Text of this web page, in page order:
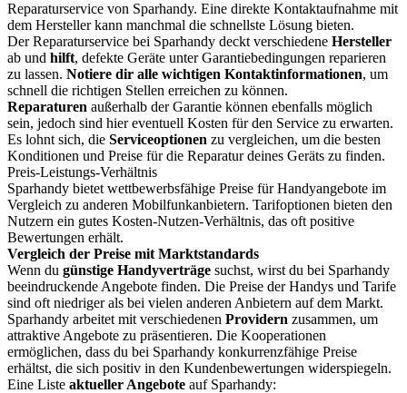
Reparaturservice von Sparhandy. Eine direkte Kontaktaufnahme mit
dem Hersteller kann manchmal die schnellste Lösung bieten.
Der Reparaturservice bei Sparhandy deckt verschiedene Hersteller
ab und hilft, defekte Geräte unter Garantiebedingungen reparieren
zu lassen. Notiere dir alle wichtigen Kontaktinformationen, um
schnell die richtigen Stellen erreichen zu können.
Reparaturen außerhalb der Garantie können ebenfalls möglich
sein, jedoch sind hier eventuell Kosten für den Service zu erwarten.
Es lohnt sich, die Serviceoptionen zu vergleichen, um die besten
Konditionen und Preise für die Reparatur deines Geräts zu finden.
Preis-Leistungs-Verhältnis
Sparhandy bietet wettbewerbsfähige Preise für Handyangebote im
Vergleich zu anderen Mobilfunkanbietern. Tarifoptionen bieten den
Nutzern ein gutes Kosten-Nutzen-Verhältnis, das oft positive
Bewertungen erhält.
Vergleich der Preise mit Marktstandards
Wenn du günstige Handyverträge suchst, wirst du bei Sparhandy
beeindruckende Angebote finden. Die Preise der Handys und Tarife
sind oft niedriger als bei vielen anderen Anbietern auf dem Markt.
Sparhandy arbeitet mit verschiedenen Providern zusammen, um
attraktive Angebote zu präsentieren. Die Kooperationen
ermöglichen, dass du bei Sparhandy konkurrenzfähige Preise
erhältst, die sich positiv in den Kundenbewertungen widerspiegeln.
Eine Liste aktueller Angebote auf Sparhandy: